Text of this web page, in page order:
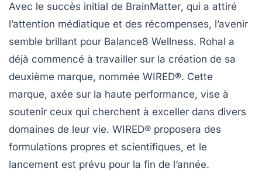
Avec le succès initial de BrainMatter, qui a attiré
l’attention médiatique et des récompenses, l’avenir
semble brillant pour Balance8 Wellness. Rohal a
déjà commencé à travailler sur la création de sa
deuxième marque, nommée WIRED®. Cette
marque, axée sur la haute performance, vise à
soutenir ceux qui cherchent à exceller dans divers
domaines de leur vie. WIRED® proposera des
formulations propres et scientifiques, et le
lancement est prévu pour la fin de l’année.